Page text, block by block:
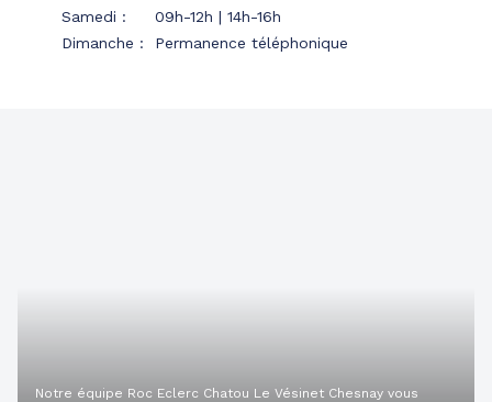
Samedi :
09h-12h | 14h-16h
Dimanche : Permanence téléphonique
Notre équipe Roc Eclerc Chatou Le Vésinet Chesnay vous